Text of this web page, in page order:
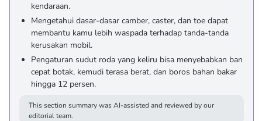
kendaraan.
Mengetahui dasar-dasar camber, caster, dan toe dapat
membantu kamu lebih waspada terhadap tanda-tanda
kerusakan mobil.
Pengaturan sudut roda yang keliru bisa menyebabkan ban
cepat botak, kemudi terasa berat, dan boros bahan bakar
hingga 12 persen.
This section summary was AI-assisted and reviewed by our
editorial team.